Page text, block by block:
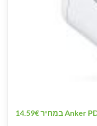
מטען USB-C מהיר של חברת Anker PD 1 במחיר 14.59€